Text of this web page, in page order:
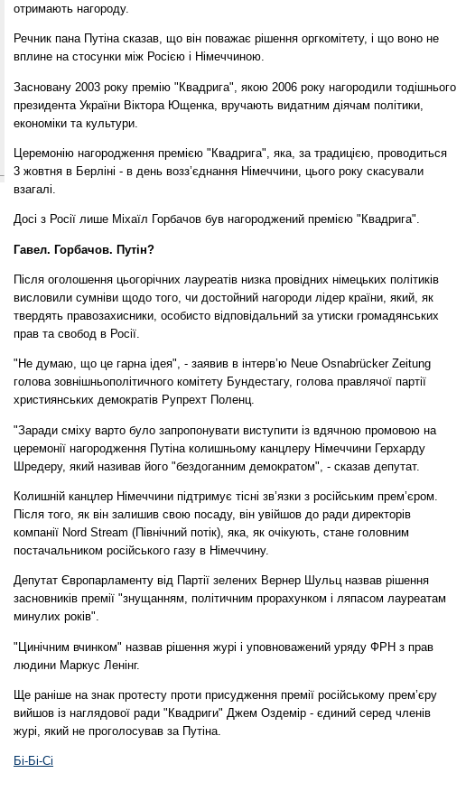
отримають нагороду.
Речник пана Путіна сказав, що він поважає рішення оргкомітету, і що воно не
вплине на стосунки між Росією і Німеччиною.
Засновану 2003 року премію "Квадрига", якою 2006 року нагородили тодішнього
президента України Віктора Ющенка, вручають видатним діячам політики,
економіки та культури.
Церемонію нагородження премією "Квадрига", яка, за традицією, проводиться
3 жовтня в Берліні - в день возз’єднання Німеччини, цього року скасували
взагалі.
Досі з Росії лише Міхаїл Горбачов був нагороджений премією "Квадрига".
Гавел. Горбачов. Путін?
Після оголошення цьогорічних лауреатів низка провідних німецьких політиків
висловили сумніви щодо того, чи достойний нагороди лідер країни, який, як
твердять правозахисники, особисто відповідальний за утиски громадянських
прав та свобод в Росії.
"Не думаю, що це гарна ідея", - заявив в інтерв’ю Neue Osnabrücker Zeitung
голова зовнішньополітичного комітету Бундестагу, голова правлячої партії
християнських демократів Рупрехт Поленц.
"Заради сміху варто було запропонувати виступити із вдячною промовою на
церемонії нагородження Путіна колишньому канцлеру Німеччини Герхарду
Шредеру, який називав його "бездоганним демократом", - сказав депутат.
Колишній канцлер Німеччини підтримує тісні зв’язки з російським прем’єром.
Після того, як він залишив свою посаду, він увійшов до ради директорів
компанії Nord Stream (Північний потік), яка, як очікують, стане головним
постачальником російського газу в Німеччину.
Депутат Європарламенту від Партії зелених Вернер Шульц назвав рішення
засновників премії "знущанням, політичним прорахунком і ляпасом лауреатам
минулих років".
"Цинічним вчинком" назвав рішення журі і уповноважений уряду ФРН з прав
людини Маркус Ленінг.
Ще раніше на знак протесту проти присудження премії російському прем’єру
вийшов із наглядової ради "Квадриги" Джем Оздемір - єдиний серед членів
журі, який не проголосував за Путіна.
Бі-Бі-Сі